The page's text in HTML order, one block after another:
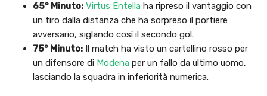
65° Minuto: Virtus Entella ha ripreso il vantaggio con
un tiro dalla distanza che ha sorpreso il portiere
avversario, siglando così il secondo gol.
75° Minuto: Il match ha visto un cartellino rosso per
un difensore di Modena per un fallo da ultimo uomo,
lasciando la squadra in inferiorità numerica.